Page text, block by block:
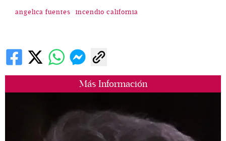
Más Información
angelica fuentes incendio california